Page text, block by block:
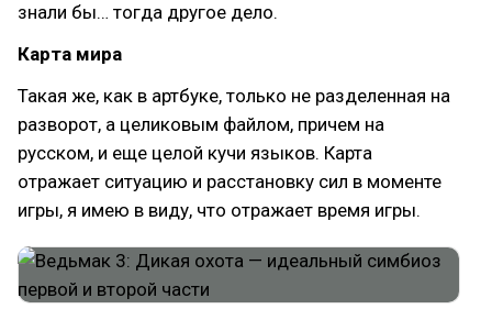
знали бы… тогда другое дело.
Карта мира
Такая же, как в артбуке, только не разделенная на
разворот, а целиковым файлом, причем на
русском, и еще целой кучи языков. Карта
отражает ситуацию и расстановку сил в моменте
игры, я имею в виду, что отражает время игры.